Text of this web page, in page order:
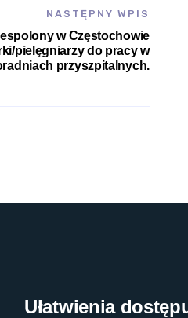
NASTĘPNY WPIS
w Częstochowie
pielęgniarzy do pracy w
przyszpitalnych.
Ułatwienia